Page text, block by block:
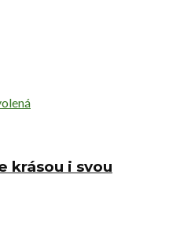
krásou i svou